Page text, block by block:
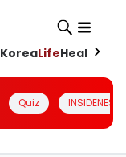
KoreaLifeHealth
Quiz INSIDENESIA